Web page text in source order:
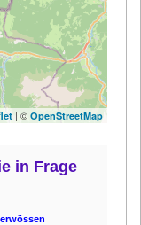
| © OpenStreetMap
in Frage